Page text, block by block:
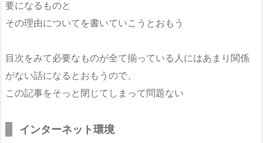
要になるものと
その理由についてを書いていこうとおもう
目次をみて必要なものが全て揃っている人にはあまり関係
がない話になるとおもうので、
この記事をそっと閉じてしまって問題ない
インターネット環境